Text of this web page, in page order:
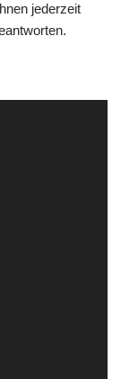
jederzeit